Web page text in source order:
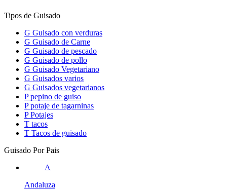
Tipos de Guisado
G Guisado con verduras
G Guisado de Carne
G Guisado de pescado
G Guisado de pollo
G Guisado Vegetariano
G Guisados varios
G Guisados vegetarianos
P pepino de guiso
P potaje de tagarninas
P Potajes
T tacos
T Tacos de guisado
Guisado Por Pais
A
Andaluza